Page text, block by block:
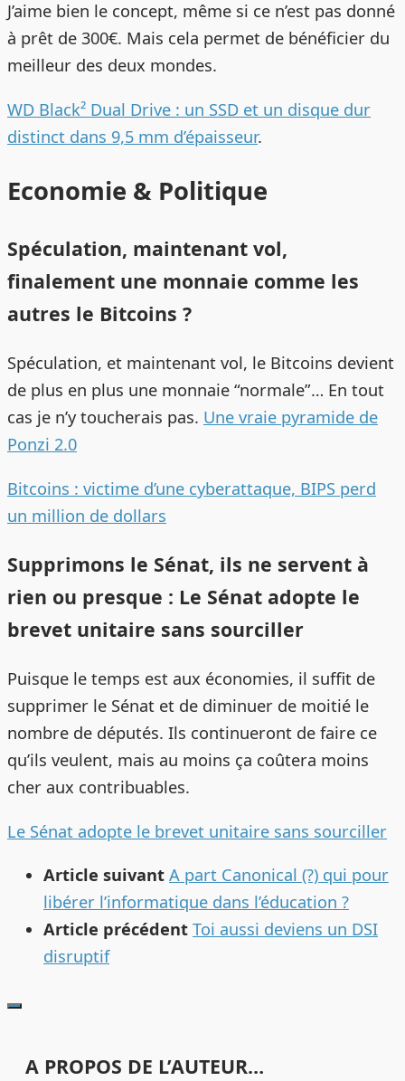
J’aime bien le concept, même si ce n’est pas donné
à prêt de 300€. Mais cela permet de bénéficier du
meilleur des deux mondes.
WD Black² Dual Drive : un SSD et un disque dur
distinct dans 9,5 mm d’épaisseur.
Economie & Politique
Spéculation, maintenant vol,
finalement une monnaie comme les
autres le Bitcoins ?
Spéculation, et maintenant vol, le Bitcoins devient
de plus en plus une monnaie “normale”… En tout
cas je n’y toucherais pas. Une vraie pyramide de
Ponzi 2.0
Bitcoins : victime d’une cyberattaque, BIPS perd
un million de dollars
Supprimons le Sénat, ils ne servent à
rien ou presque : Le Sénat adopte le
brevet unitaire sans sourciller
Puisque le temps est aux économies, il suffit de
supprimer le Sénat et de diminuer de moitié le
nombre de députés. Ils continueront de faire ce
qu’ils veulent, mais au moins ça coûtera moins
cher aux contribuables.
Le Sénat adopte le brevet unitaire sans sourciller
Article suivant A part Canonical (?) qui pour
libérer l’informatique dans l’éducation ?
Article précédent Toi aussi deviens un DSI
disruptif
A PROPOS DE L’AUTEUR…